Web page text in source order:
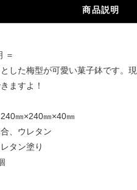
商品説明
＝
とした梅型が可愛い菓子鉢です。
ますよ！
240㎜×240㎜×40㎜
合、ウレタン
タン塗り